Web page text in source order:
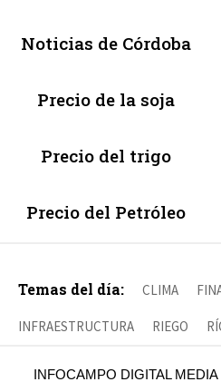
Noticias de Córdoba
Precio de la soja
Precio del trigo
Precio del Petróleo
Temas del día: CLIMA
INFRAESTRUCTURA RIEGO
INFOCAMPO DIGITAL